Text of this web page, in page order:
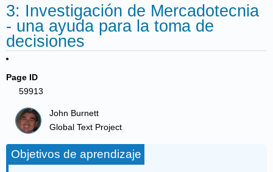
3: Investigación de Mercadotecnia
- una ayuda para la toma de
decisiones
Page ID
59913
John Burnett
Global Text Project
Objetivos de aprendizaje